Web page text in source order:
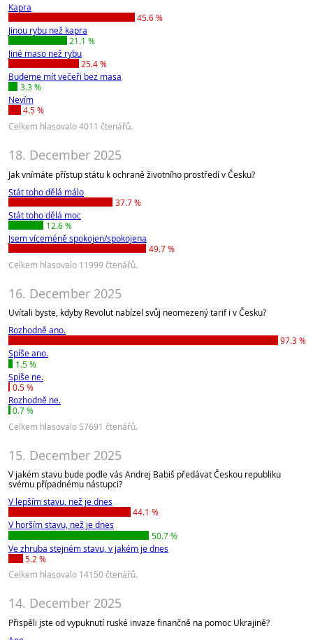
Kapra
45.6 %
Jinou rybu než kapra
21.1 %
Jiné maso než rybu
25.4 %
Budeme mít večeři bez masa
3.3 %
Nevím
4.5 %
Celkem hlasovalo 4011 čtenářů.
18. December 2025
Jak vnímáte přístup státu k ochraně životního prostředí v Česku?
Stát toho dělá málo
37.7 %
Stát toho dělá moc
12.6 %
Jsem víceméně spokojen/spokojena
49.7 %
Celkem hlasovalo 11999 čtenářů.
16. December 2025
Uvítali byste, kdyby Revolut nabízel svůj neomezený tarif i v Česku?
Rozhodně ano.
97.3 %
Spíše ano.
1.5 %
Spíše ne.
0.5 %
Rozhodně ne.
0.7 %
Celkem hlasovalo 57691 čtenářů.
15. December 2025
V jakém stavu bude podle vás Andrej Babiš předávat Českou republiku
svému případnému nástupci?
V lepším stavu, než je dnes
44.1 %
V horším stavu, než je dnes
50.7 %
Ve zhruba stejném stavu, v jakém je dnes
5.2 %
Celkem hlasovalo 14150 čtenářů.
14. December 2025
Přispěli jste od vypuknutí ruské invaze finančně na pomoc Ukrajině?